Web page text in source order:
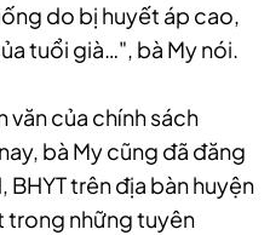
do bị huyết áp cao,
tuổi già…", bà My nói.
văn của chính sách
bà My cũng đã đăng
BHYT trên địa bàn huyện
trong những tuyên